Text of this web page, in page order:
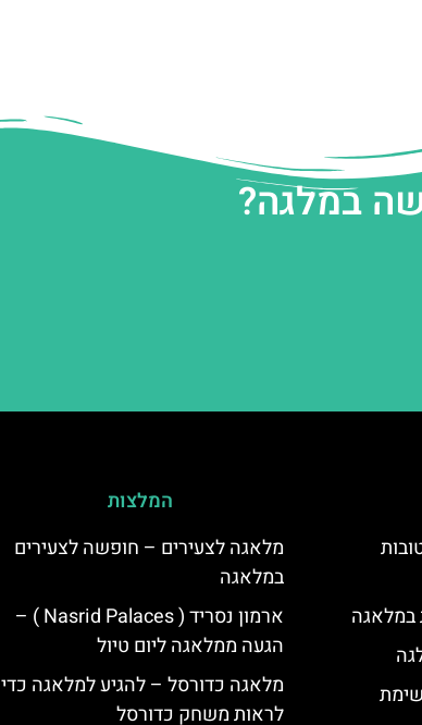
במלגה?
במלאגה
המלצות
מלאגה לצעירים – חופשה לצעירים
במלאגה
ארמון נסריד ( Nasrid Palaces ) –
הגעה ממלאגה ליום טיול
מלאגה כדורסל – להגיע למלאגה כדי
לראות משחק כדורסל